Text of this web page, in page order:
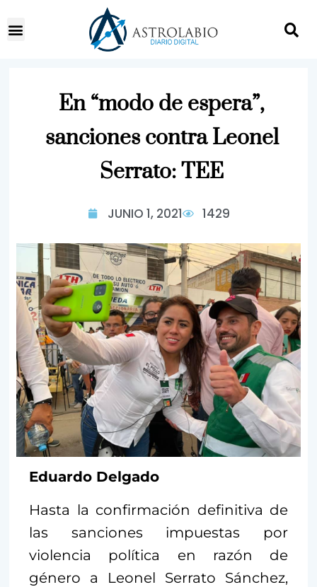
En “modo de espera”,
sanciones contra Leonel
Serrato: TEE
JUNIO 1, 2021 1429
Eduardo Delgado
Hasta la confirmación definitiva de
las sanciones impuestas por
violencia política en razón de
género a Leonel Serrato Sánchez,